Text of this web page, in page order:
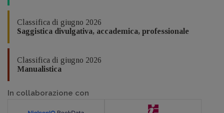
Classifica di giugno 2026
Saggistica divulgativa, accademica, professionale
Classifica di giugno 2026
Manualistica
In collaborazione con